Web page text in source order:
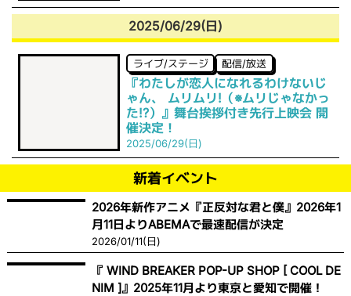
2025/06/29(日)
ライブ/ステージ 配信/放送
『わたしが恋人になれるわけないじ
ゃん、 ムリムリ!（※ムリじゃなかっ
た!?）』舞台挨拶付き先行上映会 開
催決定！
2025/06/29(日)
新着イベント
2026年新作アニメ『正反対な君と僕』2026年1
月11日よりABEMAで最速配信が決定
2026/01/11(日)
『 WIND BREAKER POP-UP SHOP [ COOL DE
NIM ]』2025年11月より東京と愛知で開催！